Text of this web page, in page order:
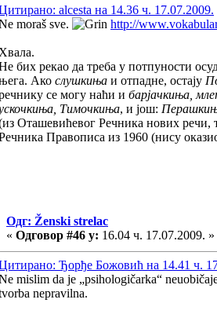
alcesta на 14.36 ч. 17.07.2009.
moraš sve.
http://
Хвала.
бих рекао да треба у потпуности
Ако слушкиња и отпадне, остају
се могу наћи и барјачкиња,
Тимочкиња, и још:
Оташевићевог Речника нових
Правописа из 1960 (нису
Одг: Ženski strelac
« Одговор #46 у: 16.04 ч. 17.07.2009. »
Ђорђе Божовић на 14.41 ч.
mislim da je „psihologičarka“
nepravilna.